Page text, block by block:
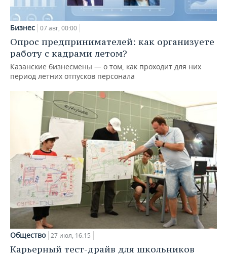
Бизнес 07 авг, 00:00
Опрос предпринимателей: как организуете
работу с кадрами летом?
Казанские бизнесмены — о том, как проходит для них
период летних отпусков персонала
Общество 27 июл, 16:15
Карьерный тест-драйв для школьников